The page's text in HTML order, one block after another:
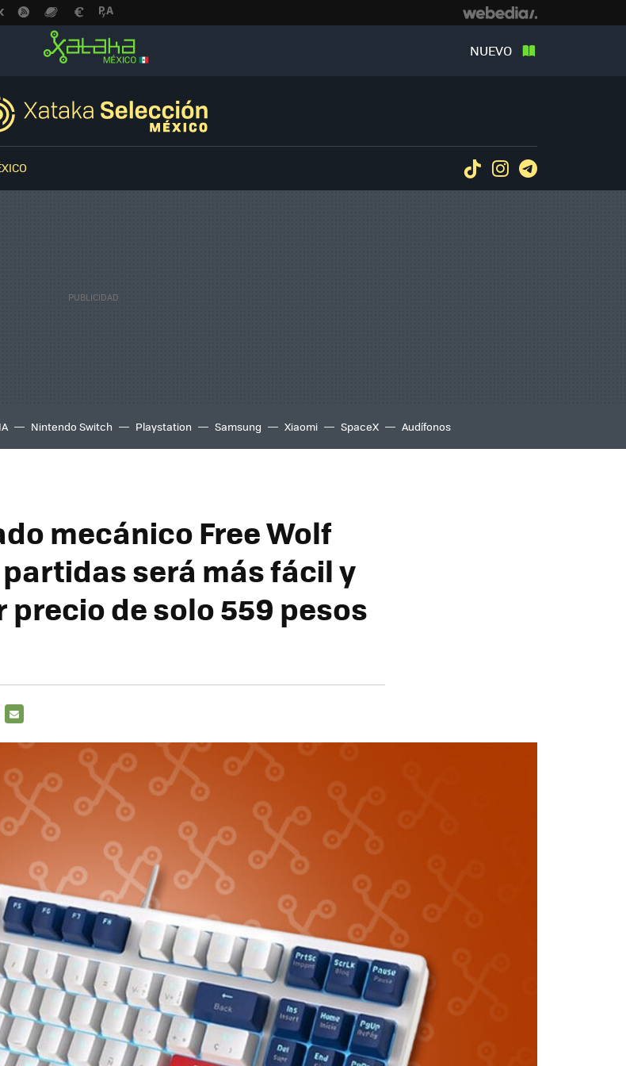
NUEVO
TiktokInstagram
IA Nintendo Switch Playstation Samsung Xiaomi SpaceX Audífonos
mecánico Free Wolf
será más fácil y
de solo 559 pesos
MAIL